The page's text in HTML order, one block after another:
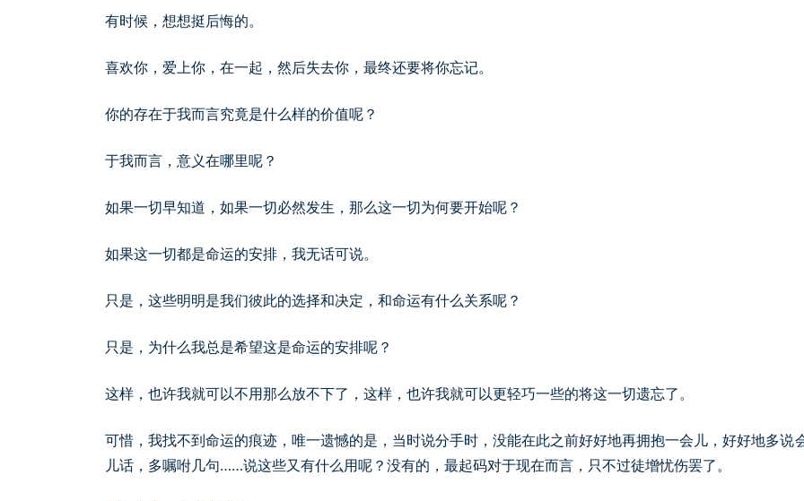
有时候，想想挺后悔的。
喜欢你，爱上你，在一起，然后失去你，最终还要将你忘记。
你的存在于我而言究竟是什么样的价值呢？
于我而言，意义在哪里呢？
如果一切早知道，如果一切必然发生，那么这一切为何要开始呢？
如果这一切都是命运的安排，我无话可说。
只是，这些明明是我们彼此的选择和决定，和命运有什么关系呢？
只是，为什么我总是希望这是命运的安排呢？
这样，也许我就可以不用那么放不下了，这样，也许我就可以更轻巧一些的将这一切遗忘了。
可惜，我找不到命运的痕迹，唯一遗憾的是，当时说分手时，没能在此之前好好地再拥抱一会儿，好好地多说
儿话，多嘱咐几句……说这些又有什么用呢？没有的，最起码对于现在而言，只不过徒增忧伤罢了。